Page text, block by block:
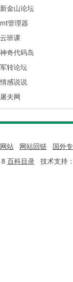
新金山论坛
mt管理器
云班课
神奇代码岛
军转论坛
情感说说
屠夫网
站 网站回链
国外
百科目录技术支持